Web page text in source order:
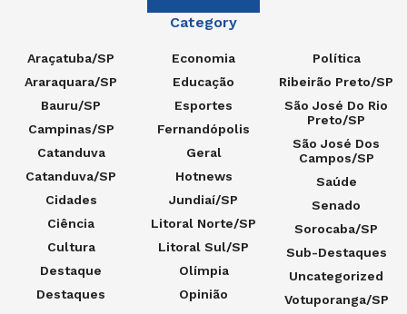
Category
Araçatuba/SP
Araraquara/SP
Bauru/SP
Campinas/SP
Catanduva
Catanduva/SP
Cidades
Ciência
Cultura
Destaque
Destaques
Economia
Educação
Esportes
Fernandópolis
Geral
Hotnews
Jundiaí/SP
Litoral Norte/SP
Litoral Sul/SP
Olímpia
Opinião
Política
Ribeirão Preto/SP
São José Do Rio
Preto/SP
São José Dos
Campos/SP
Saúde
Senado
Sorocaba/SP
Sub-Destaques
Uncategorized
Votuporanga/SP